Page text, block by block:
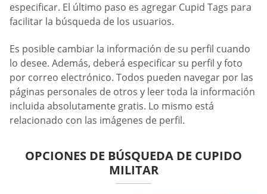
especificar. El último paso es agregar Cupid Tags para
facilitar la búsqueda de los usuarios.
Es posible cambiar la información de su perfil cuando
lo desee. Además, deberá especificar su perfil y foto
por correo electrónico. Todos pueden navegar por las
páginas personales de otros y leer toda la información
incluida absolutamente gratis. Lo mismo está
relacionado con las imágenes de perfil.
OPCIONES DE BÚSQUEDA DE CUPIDO
MILITAR